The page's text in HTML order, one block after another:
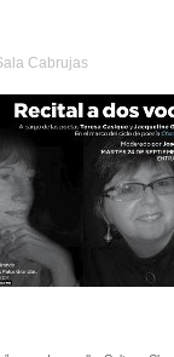
Cabrujas